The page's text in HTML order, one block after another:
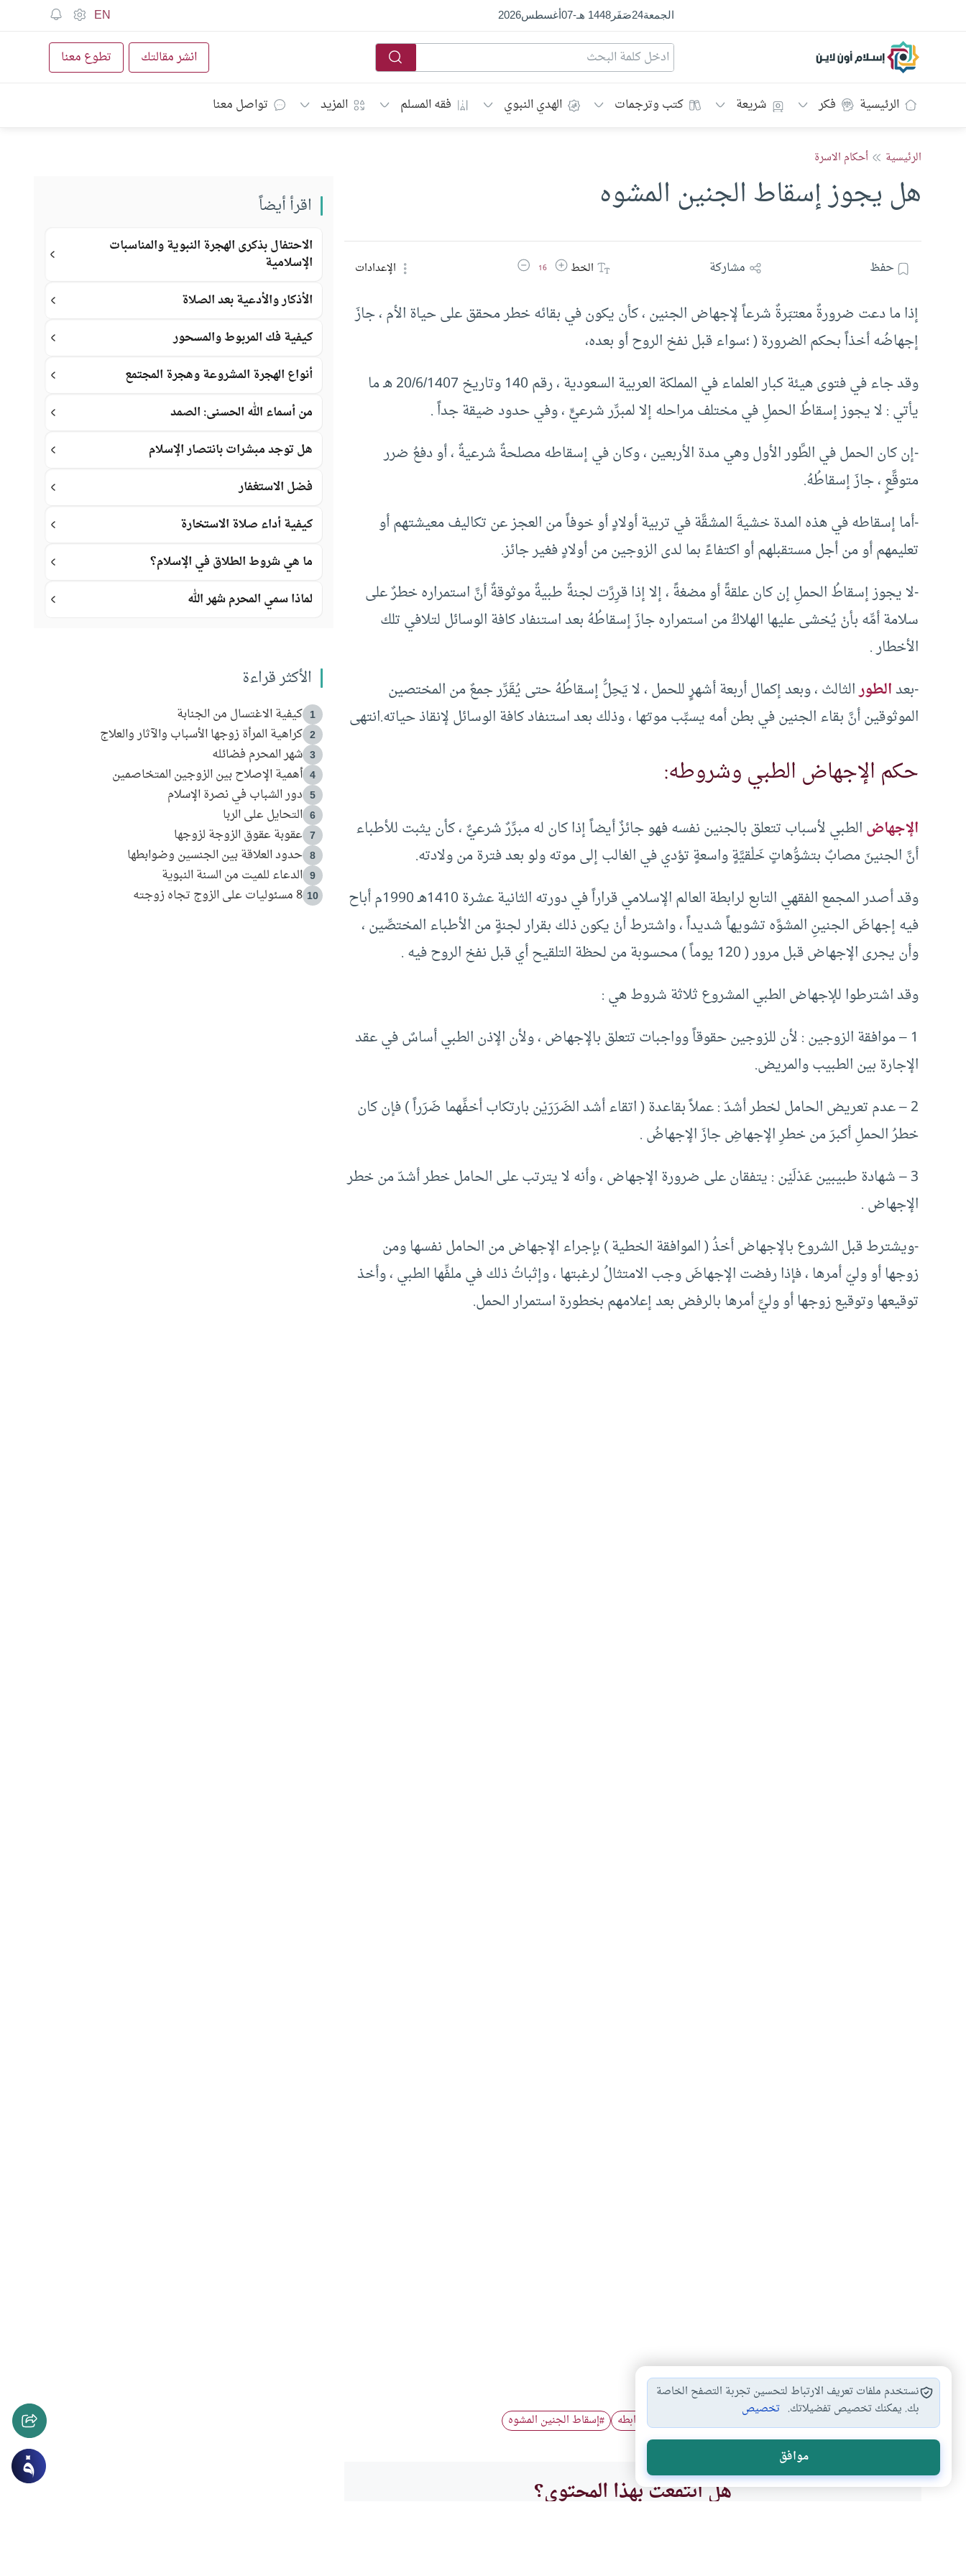
الجمعة24صَفَر1448 هـ -
07أغسطس2026
EN
إسلام أون لاين انشر مقالتك تطوع معنا
الرئيسية فكر شريعة كتب وترجمات الهدي النبوي فقه المسلم المزيد تواصل معنا
الرئيسية أحكام الاسرة
هل يجوز إسقاط الجنين المشوه
حفظ مشاركة الخطزيادة حجم الخط
16 تقليل حجم الخط الإعدادات
إذا ما دعت ضرورةٌ معتبَرةٌ شرعاً لإجهاض الجنين ، كأن يكون في بقائه خطر محقق على حياة الأم ، جازَ
إجهاضُه أخذاً بحكم الضرورة ( ؛سواء قبل نفخ الروح أو بعده،
وقد جاء في فتوى هيئة كبار العلماء في المملكة العربية السعودية ، رقم 140 وتاريخ 20/6/1407 هـ ما
يأتي : لا يجوز إسقاطُ الحملِ في مختلف مراحله إلا لمبرِّر شرعيٍّ ، وفي حدود ضيقة جداً .
-إن كان الحمل في الطَّور الأول وهي مدة الأربعين ، وكان في إسقاطه مصلحةٌ شرعيةٌ ، أو دفعُ ضرر
متوقَّعٍ ، جازَ إسقاطُهُ.
-أما إسقاطه في هذه المدة خشيةَ المشقَّة في تربية أولادٍ أو خوفاً من العجز عن تكاليف معيشتهم أو
تعليمهم أو من أجل مستقبلهم أو اكتفاءً بما لدى الزوجين من أولادٍ فغير جائز.
-لا يجوز إسقاطُ الحملِ إن كان علقةً أو مضغةً ، إلا إذا قرِرَّت لجنةٌ طبيةٌ موثوقةٌ أنَّ استمراره خطرٌ على
سلامة أمِّه بأنْ يُخشى عليها الهلاكُ من استمراره جازَ إسقاطُهُ بعد استنفاد كافة الوسائل لتلافي تلك
الأخطار .
-بعدالطورالثالث ، وبعد إكمال أربعة أشهرٍ للحمل ، لا يَحِلُّ إسقاطُهُ حتى يُقَرِّر جمعٌ من المختصين
الموثوقين أنَّ بقاء الجنين في بطن أمه يسبِّب موتـَها ، وذلك بعد استنفاد كافة الوسائل لإنقاذ حياته.انتهى
حكم الإجهاض الطبي وشروطه:
الإجهاضالطبي لأسباب تتعلق بالجنين نفسه فهو جائزٌ أيضاً إذا كان له مبرِّرٌ شرعيٌّ ، كأن يثبت للأطباء
أنَّ الجنينَ مصابٌ بتشوُّهاتٍ خَلْقيَّةٍ واسعةٍ تؤدي في الغالب إلى موته ولو بعد فترة من ولادته.
وقد أصدر المجمع الفقهي التابع لرابطة العالم الإسلامي قراراً في دورته الثانية عشرة 1410هـ 1990م أباح
فيه إجهاضَ الجنينِ المشوَّه تشويهاً شديداً ، واشترط أنْ يكون ذلك بقرار لجنةٍ من الأطباء المختصِّين ،
وأن يجرى الإجهاض قبل مرور ( 120 يوماً ) محسوبة من لحظة التلقيح أي قبل نفخ الروح فيه .
وقد اشترطوا للإجهاض الطبي المشروع ثلاثة شروط هي :
1 – موافقة الزوجين : لأن للزوجين حقوقاً وواجبات تتعلق بالإجهاض ، ولأن الإذن الطبي أساسٌ في عقد
الإجارة بين الطبيب والمريض.
2 – عدم تعريض الحامل لخطر أشدّ : عملاً بقاعدة ( اتقاء أشد الضَرَرَيْن بارتكاب أخفِّهما ضَرَراً ) فإن كان
خطرُ الحملِ أكبرَ من خطرِ الإجهاضِ جازَ الإجهاضُ .
3 – شهادة طبيبين عَدْلَيْن : يتفقان على ضرورة الإجهاض ، وأنه لا يترتب على الحامل خطر أشدّ من خطر
الإجهاض .
-ويشترط قبل الشروع بالإجهاض أخذُ ( الموافقة الخطية ) بإجراء الإجهاض من الحامل نفسها ومن
زوجها أو وليّ أمرها ، فإذا رفضت الإجهاضَ وجب الامتثالُ لرغبتها ، وإثباتُ ذلك في ملفِّها الطبي ، وأخذ
توقيعها وتوقيع زوجها أو وليِّ أمرها بالرفض بعد إعلامهم بخطورة استمرار الحمل.
إسقاط الجنين وحكمه إسقاط الجنين وضوابطه #إسقاط الجنين المشوه
هل انتفعت بهذا المحتوى؟
اقرأ أيضاً
الاحتفال بذكرى الهجرة النبوية والمناسبات
الإسلامية
الأذكار والأدعية بعد الصلاة
كيفية فك المربوط والمسحور
أنواع الهجرة المشروعة وهجرة المجتمع
من أسماء الله الحسنى: الصمد
هل توجد مبشرات بانتصار الإسلام
فضل الاستغفار
كيفية أداء صلاة الاستخارة
ما هي شروط الطلاق في الإسلام؟
لماذا سمي المحرم شهر الله
الأكثر قراءة
1 كيفية الاغتسال من الجنابة
2 كراهية المرأة زوجها الأسباب والآثار والعلاج
3 شهر المحرم فضائله
4 أهمية الإصلاح بين الزوجين المتخاصمين
5 دور الشباب في نصرة الإسلام
6 التحايل على الربا
7 عقوبة عقوق الزوجة لزوجها
8 حدود العلاقة بين الجنسين وضوابطها
9 الدعاء للميت من السنة النبوية
10 8 مسئوليات على الزوج تجاه زوجته
نستخدم ملفات تعريف الارتباط لتحسين تجربة التصفح الخاصة
بك. يمكنك تخصيص تفضيلاتك. تخصيص
موافق